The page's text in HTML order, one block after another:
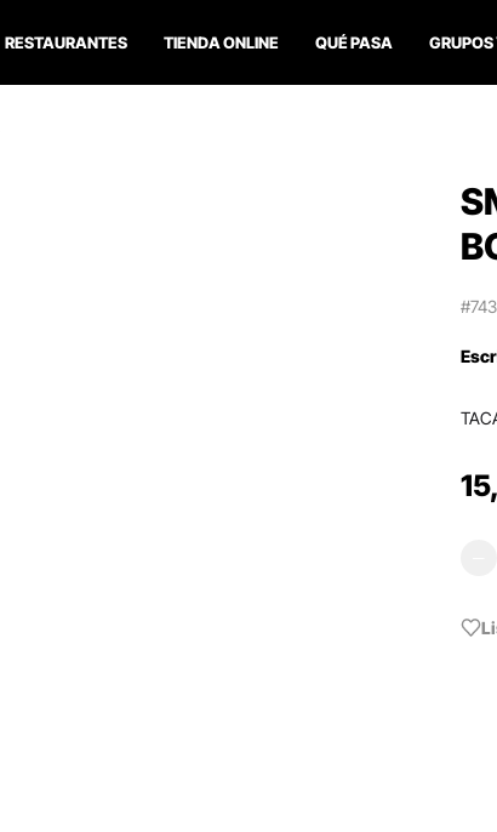
RESTAURANTES TIENDA ONLINE QUÉ PASA
15,